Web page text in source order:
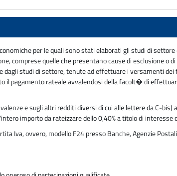
per le quali sono stati elaborati gli studi di
comprese quelle che presentano cause di esclusione
studi di settore, tenute ad effettuare i versamenti
il pagamento rateale avvalendosi della facolt� di
e sugli altri redditi diversi di cui alle lettere da C-bis)
importo da rateizzare dello 0,40% a titolo di
Iva, ovvero, modello F24 presso Banche, Agenzie